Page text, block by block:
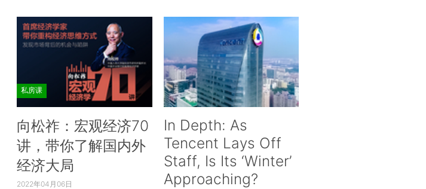
私房课
向松祚：宏观经济70
讲，带你了解国内外
经济大局
2022年04月06日
In Depth: As
Tencent Lays Off
Staff, Is Its ‘Winter’
Approaching?